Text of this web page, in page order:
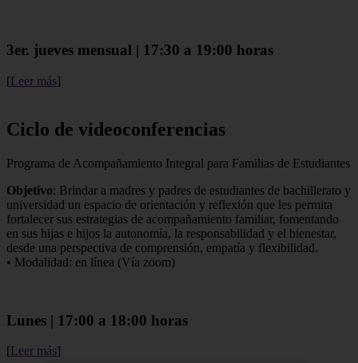
3er. jueves mensual | 17:30 a 19:00 horas
[Leer más]
Ciclo de videoconferencias
Programa de Acompañamiento Integral para Familias de Estudiantes
Objetivo: Brindar a madres y padres de estudiantes de bachillerato y
universidad un espacio de orientación y reflexión que les permita
fortalecer sus estrategias de acompañamiento familiar, fomentando
en sus hijas e hijos la autonomía, la responsabilidad y el bienestar,
desde una perspectiva de comprensión, empatía y flexibilidad.
• Modalidad: en línea (Vía zoom)
Lunes | 17:00 a 18:00 horas
[Leer más]